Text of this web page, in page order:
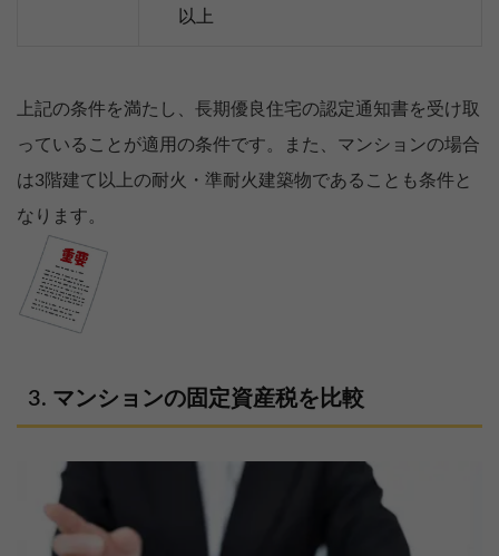
以上
上記の条件を満たし、長期優良住宅の認定通知書を受け取
っていることが適用の条件です。また、マンションの場合
は3階建て以上の耐火・準耐火建築物であることも条件と
なります。
マンションの固定資産税を比較